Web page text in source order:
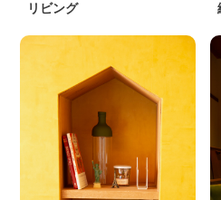
リビング